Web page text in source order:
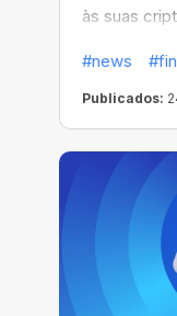
às suas
repassar
ou deixá-la
entes mais
#news
Publicados: